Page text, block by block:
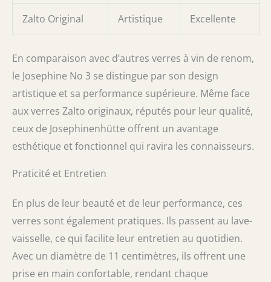
Zalto Original Artistique Excellente
En comparaison avec d’autres verres à vin de renom,
le Josephine No 3 se distingue par son design
artistique et sa performance supérieure. Même face
aux verres Zalto originaux, réputés pour leur qualité,
ceux de Josephinenhütte offrent un avantage
esthétique et fonctionnel qui ravira les connaisseurs.
Praticité et Entretien
En plus de leur beauté et de leur performance, ces
verres sont également pratiques. Ils passent au lave-
vaisselle, ce qui facilite leur entretien au quotidien.
Avec un diamètre de 11 centimètres, ils offrent une
prise en main confortable, rendant chaque